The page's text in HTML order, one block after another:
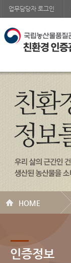
업무담당자 로그인
HOME
인증정보